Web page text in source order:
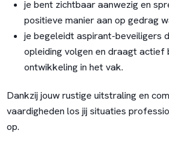
je bent zichtbaar aanwezig en
positieve manier aan op gedrag
je begeleidt aspirant-beveiligers
opleiding volgen en draagt actief
ontwikkeling in het vak.
Dankzij jouw rustige uitstraling en
vaardigheden los jij situaties
op.